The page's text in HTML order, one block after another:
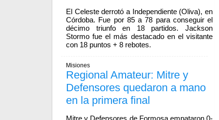
El Celeste derrotó a Independiente (Oliva), en
Córdoba. Fue por 85 a 78 para conseguir el
décimo triunfo en 18 partidos. Jackson
Stormo fue el más destacado en el visitante
con 18 puntos + 8 rebotes.
Misiones
Regional Amateur: Mitre y
Defensores quedaron a mano
en la primera final
Mitre y Defensores de Formosa empataron 0-